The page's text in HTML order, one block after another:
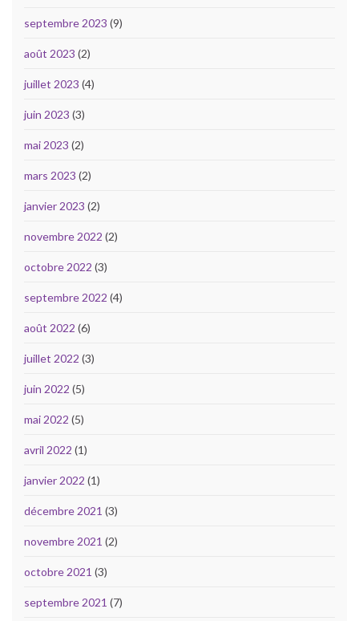
septembre 2023 (9)
août 2023 (2)
juillet 2023 (4)
juin 2023 (3)
mai 2023 (2)
mars 2023 (2)
janvier 2023 (2)
novembre 2022 (2)
octobre 2022 (3)
septembre 2022 (4)
août 2022 (6)
juillet 2022 (3)
juin 2022 (5)
mai 2022 (5)
avril 2022 (1)
janvier 2022 (1)
décembre 2021 (3)
novembre 2021 (2)
octobre 2021 (3)
septembre 2021 (7)